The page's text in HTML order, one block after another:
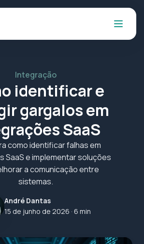
Integração
identificar e
gargalos em
SaaS
como identificar falhas em
SaaS e implementar soluções
a comunicação entre
sistemas.
André Dantas
15 de junho de 2026 · 6 min